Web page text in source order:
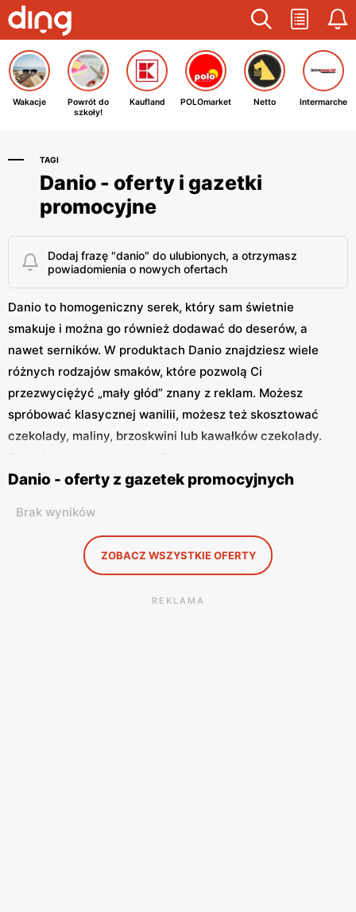
Wakacje
Powrót do
szkoły!
Kaufland POLOmarket Netto Intermarche
TAGI
Danio - oferty i gazetki
promocyjne
Dodaj frazę "danio" do ulubionych, a otrzymasz
powiadomienia o nowych ofertach
Danio to homogeniczny serek, który sam świetnie
smakuje i można go również dodawać do deserów, a
nawet serników. W produktach Danio znajdziesz wiele
różnych rodzajów smaków, które pozwolą Ci
przezwyciężyć „mały głód” znany z reklam. Możesz
spróbować klasycznej wanilii, możesz też skosztować
czekolady, maliny, brzoskwini lub kawałków czekolady.
również różne wersje rozmiarów: Danio XXL, Danio w
Od jakiegoś czasu na półkach pojawiają się również serek
Danio w wygodnych tubkach oraz Danio Bio z
ekologicznych składników. Nieustannie przeglądamy
Danio - oferty z gazetek promocyjnych
Brak wyników
ZOBACZ WSZYSTKIE OFERTY
REKLAMA